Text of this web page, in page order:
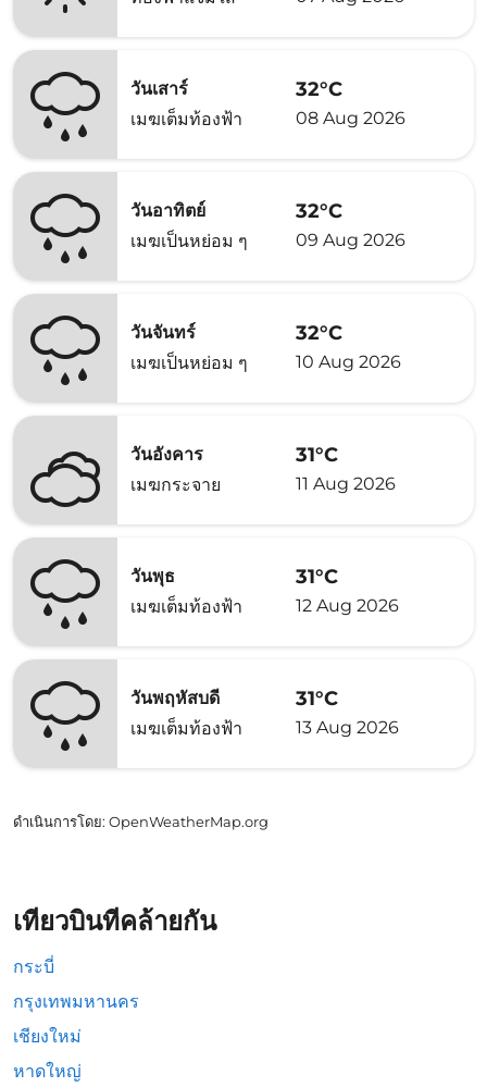
วันเสาร์
เมฆเต็มท้องฟ้า
32°C
08 Aug 2026
วันอาทิตย์
เมฆเป็นหย่อม ๆ
32°C
09 Aug 2026
วันจันทร์
เมฆเป็นหย่อม ๆ
32°C
10 Aug 2026
วันอังคาร
เมฆกระจาย
31°C
11 Aug 2026
วันพุธ
เมฆเต็มท้องฟ้า
31°C
12 Aug 2026
วันพฤหัสบดี
เมฆเต็มท้องฟ้า
31°C
13 Aug 2026
ดำเนินการโดย: OpenWeatherMap.org
เที่ยวบินที่คล้ายกัน
กระบี่
กรุงเทพมหานคร
เชียงใหม่
หาดใหญ่